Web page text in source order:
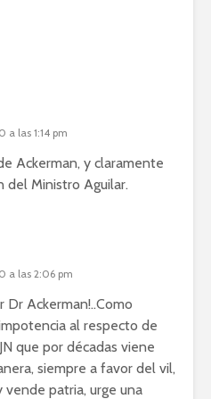
a las 1:14 pm
Ackerman, y claramente
del Ministro Aguilar.
a las 2:06 pm
Dr Ackerman!..Como
al respecto de
que por décadas viene
siempre a favor del vil,
patria, urge una